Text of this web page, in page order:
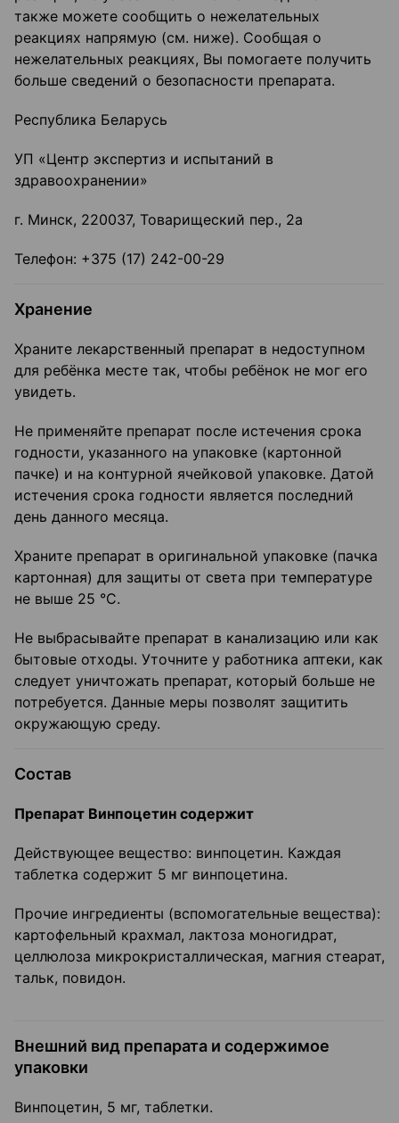
также можете сообщить о нежелательных
реакциях напрямую (см. ниже). Сообщая о
нежелательных реакциях, Вы помогаете получить
больше сведений о безопасности препарата.
Республика Беларусь
УП «Центр экспертиз и испытаний в
здравоохранении»
г. Минск, 220037, Товарищеский пер., 2а
Телефон: +375 (17) 242-00-29
Хранение
Храните лекарственный препарат в недоступном
для ребёнка месте так, чтобы ребёнок не мог его
увидеть.
Не применяйте препарат после истечения срока
годности, указанного на упаковке (картонной
пачке) и на контурной ячейковой упаковке. Датой
истечения срока годности является последний
день данного месяца.
Храните препарат в оригинальной упаковке (пачка
картонная) для защиты от света при температуре
не выше 25 °C.
Не выбрасывайте препарат в канализацию или как
бытовые отходы. Уточните у работника аптеки, как
следует уничтожать препарат, который больше не
потребуется. Данные меры позволят защитить
окружающую среду.
Состав
Препарат Винпоцетин содержит
Действующее вещество: винпоцетин. Каждая
таблетка содержит 5 мг винпоцетина.
Прочие ингредиенты (вспомогательные вещества):
картофельный крахмал, лактоза моногидрат,
целлюлоза микрокристаллическая, магния стеарат,
тальк, повидон.
Внешний вид препарата и содержимое
упаковки
Винпоцетин, 5 мг, таблетки.